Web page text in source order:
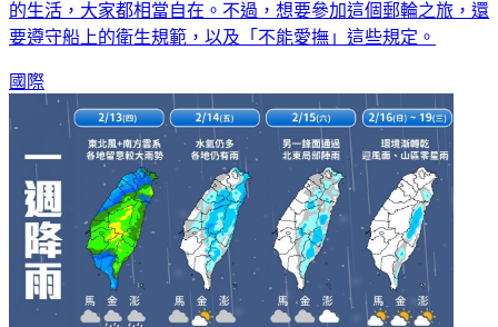
的生活，大家都相當自在。不過，想要參加這個郵輪之旅，還
要遵守船上的衛生規範，以及「不能愛撫」這些規定。
國際